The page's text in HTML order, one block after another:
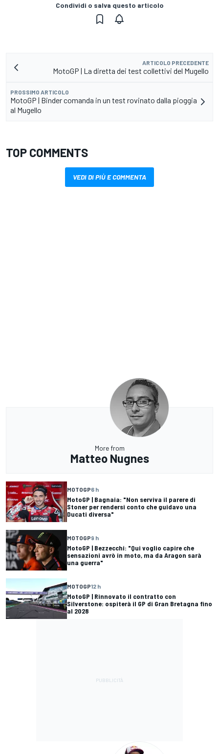
Condividi o salva questo articolo
ARTICOLO PRECEDENTE
MotoGP | La diretta dei test collettivi del Mugello
PROSSIMO ARTICOLO
MotoGP | Binder comanda in un test rovinato dalla pioggia
al Mugello
TOP COMMENTS
VEDI DI PIÙ E COMMENTA
More from
Matteo Nugnes
MOTOGP6 h
MotoGP | Bagnaia: "Non serviva il parere di
Stoner per rendersi conto che guidavo una
Ducati diversa"
MOTOGP9 h
MotoGP | Bezzecchi: "Qui voglio capire che
sensazioni avrò in moto, ma da Aragon sarà
una guerra"
MOTOGP12 h
MotoGP | Rinnovato il contratto con
Silverstone: ospiterà il GP di Gran Bretagna fino
al 2028